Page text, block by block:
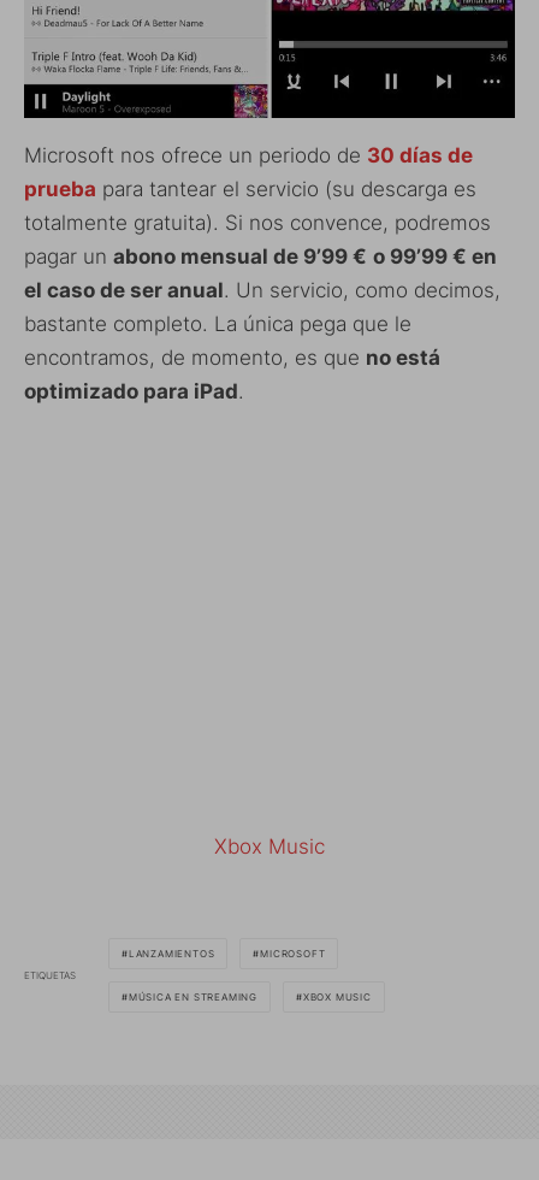
Microsoft nos ofrece un periodo de 30 días de
prueba para tantear el servicio (su descarga es
totalmente gratuita). Si nos convence, podremos
pagar un abono mensual de 9’99 € o 99’99 € en
el caso de ser anual. Un servicio, como decimos,
bastante completo. La única pega que le
encontramos, de momento, es que no está
optimizado para iPad.
Xbox Music
ETIQUETAS
LANZAMIENTOS MICROSOFT
MÚSICA EN STREAMING XBOX MUSIC